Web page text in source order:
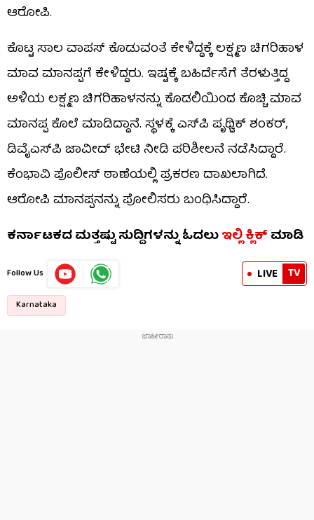
ಆರೋಪಿ.
ಕೊಟ್ಟ ಸಾಲ ವಾಪಸ್ ಕೊಡುವಂತೆ ಕೇಳಿದ್ದಕ್ಕೆ ಲಕ್ಷ್ಮಣ ಚಿಗರಿಹಾಳ
ಮಾವ ಮಾನಪ್ಪಗೆ ಕೇಳಿದ್ದರು. ಇಷ್ಟಕ್ಕೆ ಬಹಿರ್ದೆಸೆಗೆ ತೆರಳುತ್ತಿದ್ದ
ಅಳಿಯ ಲಕ್ಷ್ಮಣ ಚಿಗರಿಹಾಳನನ್ನು ಕೊಡಲಿಯಿಂದ ಕೊಚ್ಚಿ ಮಾವ
ಮಾನಪ್ಪ ಕೊಲೆ ಮಾಡಿದ್ದಾನೆ. ಸ್ಥಳಕ್ಕೆ ಎಸ್​​ಪಿ ಪೃಥ್ವಿಕ್ ಶಂಕರ್,
ಡಿವೈಎಸ್​ಪಿ ಜಾವೀದ್ ಭೇಟಿ ನೀಡಿ ಪರಿಶೀಲನೆ ನಡೆಸಿದ್ದಾರೆ.
ಕೆಂಭಾವಿ ಪೊಲೀಸ್ ಠಾಣೆಯಲ್ಲಿ ಪ್ರಕರಣ ದಾಖಲಾಗಿದೆ.
ಆರೋಪಿ ಮಾನಪ್ಪನನ್ನು ಪೋಲಿಸರು ಬಂಧಿಸಿದ್ದಾರೆ.
ಕರ್ನಾಟಕದ ಮತ್ತಷ್ಟು ಸುದ್ದಿಗಳನ್ನು ಓದಲುಇಲ್ಲಿಕ್ಲಿಕ್ಮಾಡಿ
Follow Us LIVE TV
Karnataka